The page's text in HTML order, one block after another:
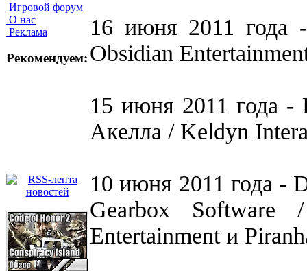
Игровой форум
О нас
Реклама
Рекомендуем:
16 июня 2011
Obsidian
15 июня 2011 года -
Акелла / Keldyn
10 июня 2011 года -
Gearbox
Entertainment и